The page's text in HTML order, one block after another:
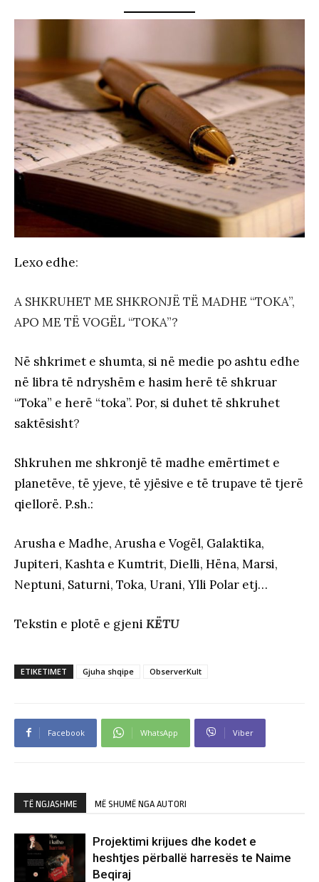
Lexo edhe:
A SHKRUHET ME SHKRONJË TË MADHE “TOKA”,
APO ME TË VOGËL “TOKA”?
Në shkrimet e shumta, si në medie po ashtu edhe
në libra të ndryshëm e hasim herë të shkruar
“Toka” e herë “toka”. Por, si duhet të shkruhet
saktësisht?
Shkruhen me shkronjë të madhe emërtimet e
planetëve, të yjeve, të yjësive e të trupave të tjerë
qiellorë. P.sh.:
Arusha e Madhe, Arusha e Vogël, Galaktika,
Jupiteri, Kashta e Kumtrit, Dielli, Hëna, Marsi,
Neptuni, Saturni, Toka, Urani, Ylli Polar etj…
Tekstin e plotë e gjeni KËTU
ETIKETIMET Gjuha shqipe ObserverKult
Facebook WhatsApp Viber
TË NGJASHME MË SHUMË NGA AUTORI
Projektimi krijues dhe kodet e
heshtjes përballë harresës te Naime
Beqiraj